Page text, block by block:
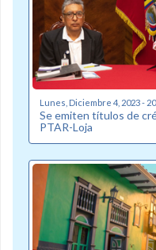
Lunes, Diciembre 4, 2023 -
Se emiten títulos de
PTAR-Loja